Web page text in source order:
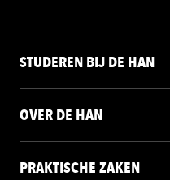
STUDEREN BIJ DE HAN
OVER DE HAN
PRAKTISCHE ZAKEN